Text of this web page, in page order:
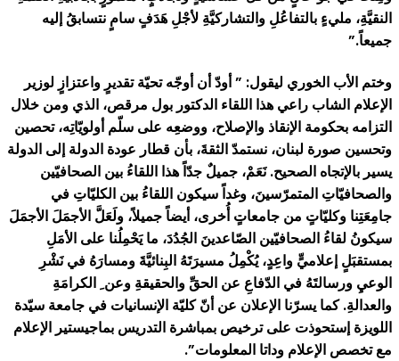
النقيَّةِ، مليءٍ بالتفاعُلِ والتشاركيَّةِ لأجْلِ هَدَفٍ سامٍ نتسابقُ إليه
جميعاً.”
وختم الأب الخوري ليقول: ” أودّ أن أوجّه تحيّة تقديرٍ واعتزازٍ لوزير
الإعلام الشاب راعي هذا اللقاء الدكتور بول مرقص، الذي ومن خلال
التزامه بحكومة الإنقاذ والإصلاح، ووضعِه على سلّم أولويّاتِه، تحصين
وتحسين صورة لبنان، نستمدّ الثقةَ، بأن قطار عودة الدولة إلى الدولة
يسير بالإتجاه الصحيح. نَعَمْ، جميلٌ جدّاً هذا اللقاءُ بين الصحافيّين
والصحافيّاتِ المتمرّسينَ، وغداً سيكون اللقاءُ بين الكليّاتِ في
جامِعَتِنا وكليّاتٍ من جامعاتٍ أُخرى، أيضاً جميلاً، ولَعَلَّ الأجمَلَ الأجمَلَ
سيكونُ لقاءُ الصحافيّين الصّاعدينَ الجُدُدَ، ما يَحْمِلُنا على الأمَلِ
بمستقبَلٍ إعلاميٍّ واعِدٍ، يُكْمِلُ مسيرَتَهُ البِنائيَّةَ ومسارَهُ في نَشْرِ
الوعيِ ورسالتَهُ في الدّفاعِ عن الحقِّ والحقيقةِ وعن ِ الكرامَةِ
والعدالةِ. كما يسرّنا الإعلان عن أنّ كليّة الإنسانيات في جامعة سيّدة
اللويزة إستحوذت على ترخيص بمباشرة التدريس بماجيستير الإعلام
مع تخصص الإعلام وداتا المعلومات”.